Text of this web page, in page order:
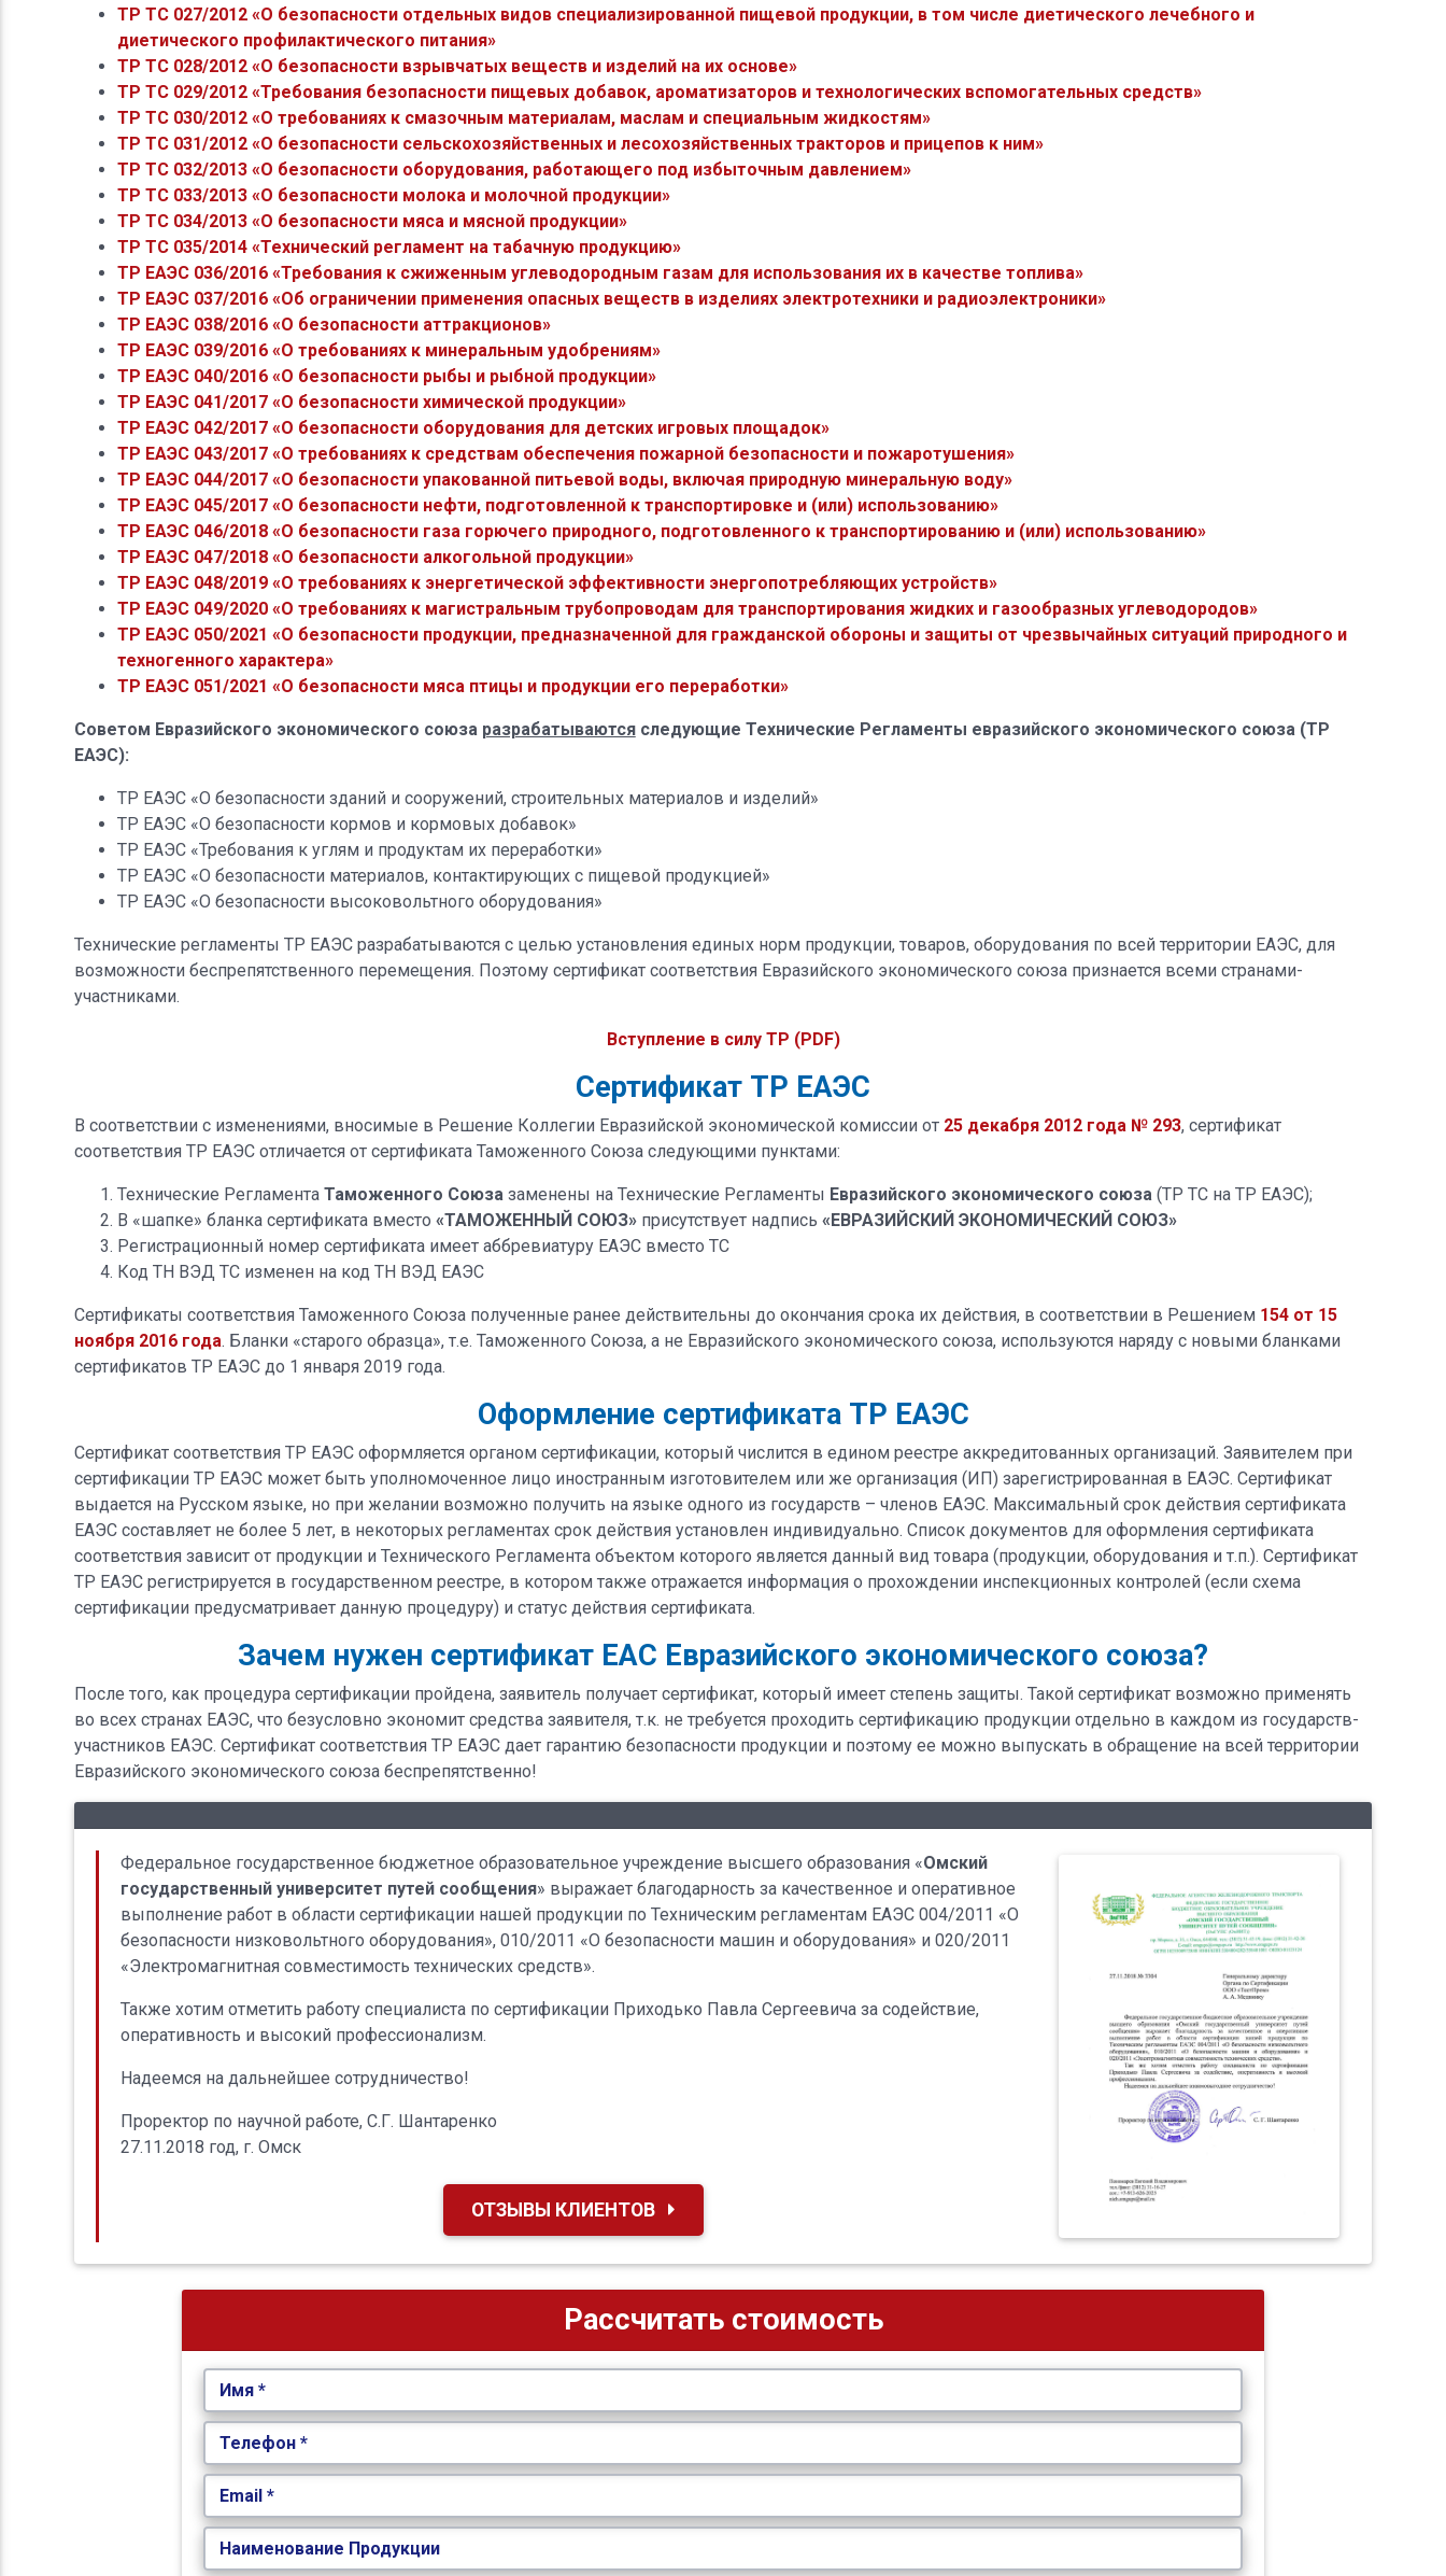
ТР ТС 027/2012 «О безопасности отдельных видов специализированной пищевой продукции, в том числе диетического лечебного и
диетического профилактического питания»
ТР ТС 028/2012 «О безопасности взрывчатых веществ и изделий на их основе»
ТР ТС 029/2012 «Требования безопасности пищевых добавок, ароматизаторов и технологических вспомогательных средств»
ТР ТС 030/2012 «О требованиях к смазочным материалам, маслам и специальным жидкостям»
ТР ТС 031/2012 «О безопасности сельскохозяйственных и лесохозяйственных тракторов и прицепов к ним»
ТР ТС 032/2013 «О безопасности оборудования, работающего под избыточным давлением»
ТР ТС 033/2013 «О безопасности молока и молочной продукции»
ТР ТС 034/2013 «О безопасности мяса и мясной продукции»
ТР ТС 035/2014 «Технический регламент на табачную продукцию»
ТР ЕАЭС 036/2016 «Требования к сжиженным углеводородным газам для использования их в качестве топлива»
ТР ЕАЭС 037/2016 «Об ограничении применения опасных веществ в изделиях электротехники и радиоэлектроники»
ТР ЕАЭС 038/2016 «О безопасности аттракционов»
ТР ЕАЭС 039/2016 «О требованиях к минеральным удобрениям»
ТР ЕАЭС 040/2016 «О безопасности рыбы и рыбной продукции»
ТР ЕАЭС 041/2017 «О безопасности химической продукции»
ТР ЕАЭС 042/2017 «О безопасности оборудования для детских игровых площадок»
ТР ЕАЭС 043/2017 «О требованиях к средствам обеспечения пожарной безопасности и пожаротушения»
ТР ЕАЭС 044/2017 «О безопасности упакованной питьевой воды, включая природную минеральную воду»
ТР ЕАЭС 045/2017 «О безопасности нефти, подготовленной к транспортировке и (или) использованию»
ТР ЕАЭС 046/2018 «О безопасности газа горючего природного, подготовленного к транспортированию и (или) использованию»
ТР ЕАЭС 047/2018 «О безопасности алкогольной продукции»
ТР ЕАЭС 048/2019 «О требованиях к энергетической эффективности энергопотребляющих устройств»
ТР ЕАЭС 049/2020 «О требованиях к магистральным трубопроводам для транспортирования жидких и газообразных углеводородов»
ТР ЕАЭС 050/2021 «О безопасности продукции, предназначенной для гражданской обороны и защиты от чрезвычайных ситуаций природного и
техногенного характера»
ТР ЕАЭС 051/2021 «О безопасности мяса птицы и продукции его переработки»
Советом Евразийского экономического союза разрабатываютсяследующие Технические Регламенты евразийского экономического союза (ТР
ЕАЭС):
ТР ЕАЭС «О безопасности зданий и сооружений, строительных материалов и изделий»
ТР ЕАЭС «О безопасности кормов и кормовых добавок»
ТР ЕАЭС «Требования к углям и продуктам их переработки»
ТР ЕАЭС «О безопасности материалов, контактирующих с пищевой продукцией»
ТР ЕАЭС «О безопасности высоковольтного оборудования»
Технические регламенты ТР ЕАЭС разрабатываются с целью установления единых норм продукции, товаров, оборудования по всей территории ЕАЭС, для
возможности беспрепятственного перемещения. Поэтому сертификат соответствия Евразийского экономического союза признается всеми странами-
участниками.
Вступление в силу ТР (PDF)
Сертификат ТР ЕАЭС
В соответствии с изменениями, вносимые в Решение Коллегии Евразийской экономической комиссии от 25 декабря 2012 года № 293, сертификат
соответствия ТР ЕАЭС отличается от сертификата Таможенного Союза следующими пунктами:
Технические Регламента Таможенного Союза заменены на Технические Регламенты Евразийского экономического союза (ТР ТС на ТР ЕАЭС);
В «шапке» бланка сертификата вместо «ТАМОЖЕННЫЙ СОЮЗ»присутствует надпись «ЕВРАЗИЙСКИЙ ЭКОНОМИЧЕСКИЙ СОЮЗ»
Регистрационный номер сертификата имеет аббревиатуру ЕАЭС вместо ТС
Код ТН ВЭД ТС изменен на код ТН ВЭД ЕАЭС
Сертификаты соответствия Таможенного Союза полученные ранее действительны до окончания срока их действия, в соответствии в Решением 154 от 15
ноября 2016 года. Бланки «старого образца», т.е. Таможенного Союза, а не Евразийского экономического союза, используются наряду с новыми бланками
сертификатов ТР ЕАЭС до 1 января 2019 года.
Оформление сертификата ТР ЕАЭС
Сертификат соответствия ТР ЕАЭС оформляется органом сертификации, который числится в едином реестре аккредитованных организаций. Заявителем при
сертификации ТР ЕАЭС может быть уполномоченное лицо иностранным изготовителем или же организация (ИП) зарегистрированная в ЕАЭС. Сертификат
выдается на Русском языке, но при желании возможно получить на языке одного из государств – членов ЕАЭС. Максимальный срок действия сертификата
ЕАЭС составляет не более 5 лет, в некоторых регламентах срок действия установлен индивидуально. Список документов для оформления сертификата
соответствия зависит от продукции и Технического Регламента объектом которого является данный вид товара (продукции, оборудования и т.п.). Сертификат
ТР ЕАЭС регистрируется в государственном реестре, в котором также отражается информация о прохождении инспекционных контролей (если схема
сертификации предусматривает данную процедуру) и статус действия сертификата.
Зачем нужен сертификат ЕАС Евразийского экономического союза?
После того, как процедура сертификации пройдена, заявитель получает сертификат, который имеет степень защиты. Такой сертификат возможно применять
во всех странах ЕАЭС, что безусловно экономит средства заявителя, т.к. не требуется проходить сертификацию продукции отдельно в каждом из государств-
участников ЕАЭС. Сертификат соответствия ТР ЕАЭС дает гарантию безопасности продукции и поэтому ее можно выпускать в обращение на всей территории
Евразийского экономического союза беспрепятственно!
Федеральное государственное бюджетное образовательное учреждение высшего образования «Омский
государственный университет путей сообщения» выражает благодарность за качественное и оперативное
выполнение работ в области сертификации нашей продукции по Техническим регламентам ЕАЭС 004/2011 «О
безопасности низковольтного оборудования», 010/2011 «О безопасности машин и оборудования» и 020/2011
«Электромагнитная совместимость технических средств».
Также хотим отметить работу специалиста по сертификации Приходько Павла Сергеевича за содействие,
оперативность и высокий профессионализм.
Надеемся на дальнейшее сотрудничество!
Проректор по научной работе, С.Г. Шантаренко
27.11.2018 год, г. Омск
ОТЗЫВЫ КЛИЕНТОВ
Рассчитать стоимость
Имя *
Телефон *
Email *
Наименование Продукции